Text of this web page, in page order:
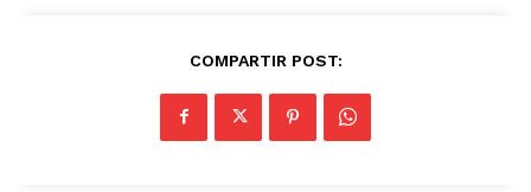
COMPARTIR POST: